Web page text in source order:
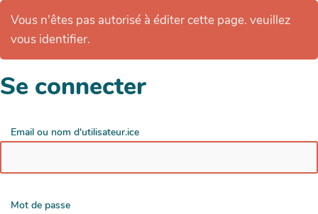
Vous n'êtes pas autorisé à éditer cette page. veuillez
vous identifier.
Se connecter
Email ou nom d'utilisateur.ice
Mot de passe